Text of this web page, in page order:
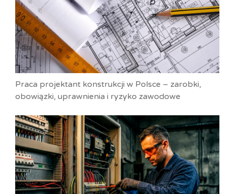
Praca projektant konstrukcji w Polsce – zarobki,
obowiązki, uprawnienia i ryzyko zawodowe